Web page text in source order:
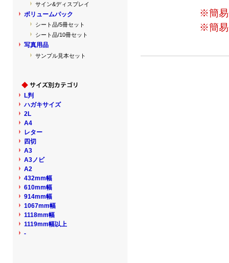
※簡易
※簡易
サイン&ディスプレイ
ボリュームパック
シート品/5冊セット
シート品/10冊セット
写真用品
サンプル見本セット
L判
ハガキサイズ
2L
A4
レター
四切
A3
A3ノビ
A2
432mm幅
610mm幅
914mm幅
1067mm幅
1118mm幅
1119mm幅以上
-